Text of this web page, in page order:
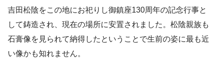
吉田松陰をこの地にお祀りし御鎮座130周年の記念行事と
して鋳造され、現在の場所に安置されました。松陰親族も
石膏像を見られて納得したということで生前の姿に最も近
い像かも知れません。